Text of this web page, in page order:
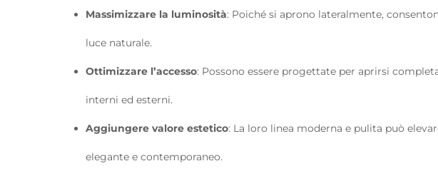
Massimizzare la luminosità: Poiché si aprono lateralmente,
luce naturale.
Ottimizzare l’accesso: Possono essere progettate per aprirsi
interni ed esterni.
Aggiungere valore estetico: La loro linea moderna e pulita può
elegante e contemporaneo.